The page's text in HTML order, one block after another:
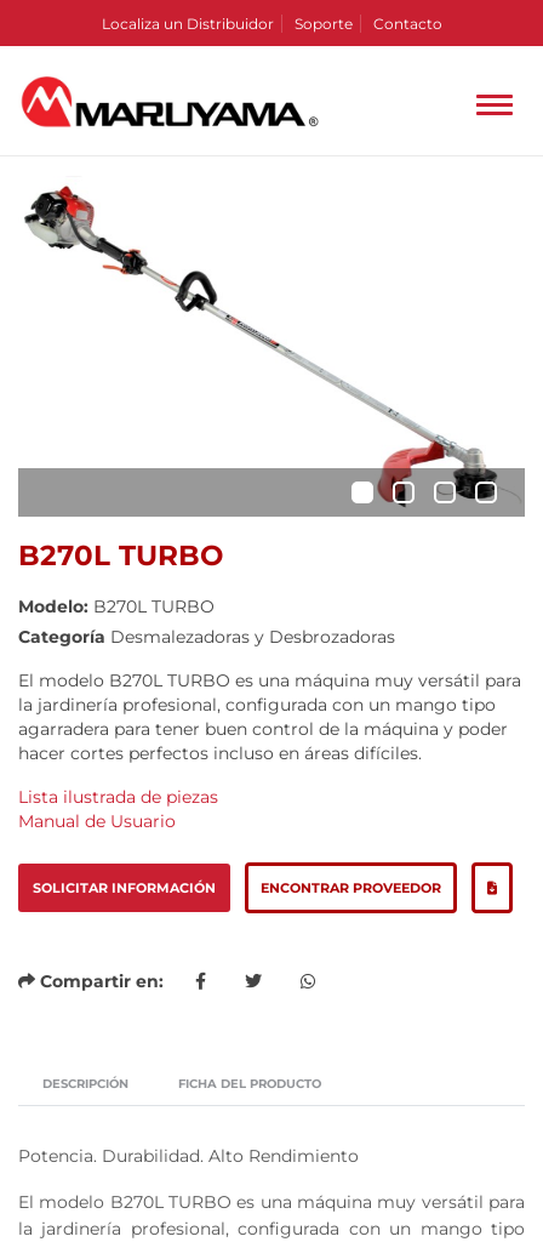
Localiza un Distribuidor Soporte Contacto
• • •
B270L TURBO
Modelo: B270L TURBO
Categoría Desmalezadoras y Desbrozadoras
El modelo B270L TURBO es una máquina muy versátil para
la jardinería profesional, configurada con un mango tipo
agarradera para tener buen control de la máquina y poder
hacer cortes perfectos incluso en áreas difíciles.
Lista ilustrada de piezas
Manual de Usuario
SOLICITAR INFORMACIÓN ENCONTRAR PROVEEDOR
Compartir en:
DESCRIPCIÓN FICHA DEL PRODUCTO
Potencia. Durabilidad. Alto Rendimiento
El modelo B270L TURBO es una máquina muy versátil para
la jardinería profesional, configurada con un mango tipo